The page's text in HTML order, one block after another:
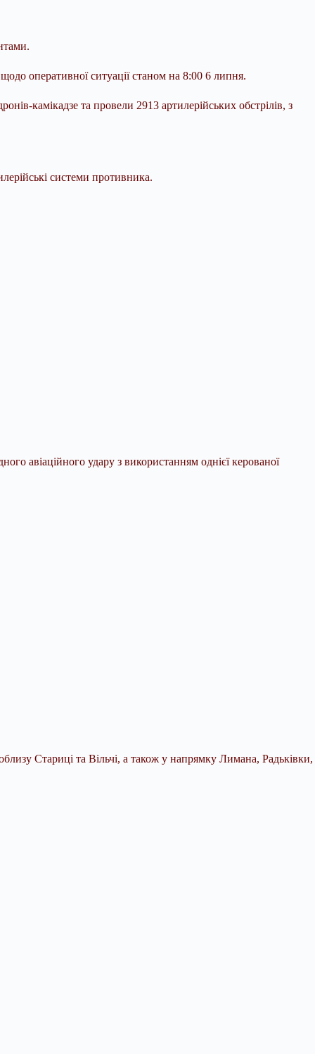
оперативної ситуації станом на 8:00 6 липня.
камікадзе та провели 2913 артилерійських обстрілів, з
системи противника.
авіаційного удару з використанням однієї керованої
Стариці та Вільчі, а також у напрямку Лимана, Радьківки,